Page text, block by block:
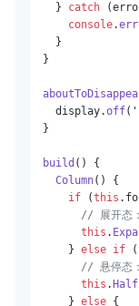
    }
catch
console.
    }
  }
    display.
off(
  }
build ( ) {
Column() {
if (this .
// 展开态
this .
      }
else if (
// 悬停态：
this .
      }
else {